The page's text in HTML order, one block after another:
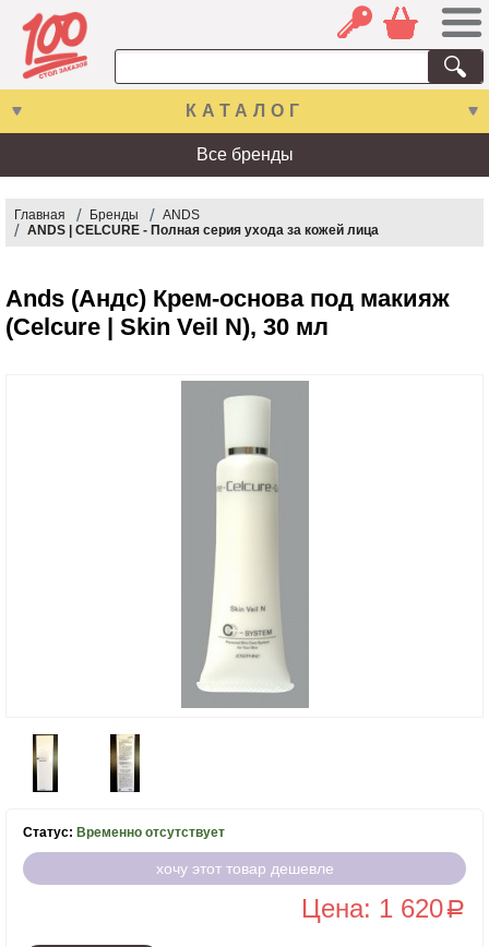
КАТАЛОГ
Все бренды
Главная Бренды
ANDS
ANDS | CELCURE - Полная серия ухода за кожей лица
Ands (Андс) Крем-основа под макияж
(Celcure | Skin Veil N), 30 мл
Статус: Временно отсутствует
хочу этот товар дешевле
Цена: 1 620a